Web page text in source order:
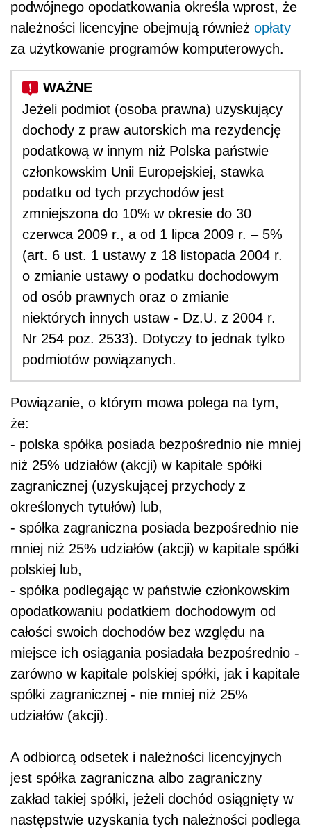
podwójnego opodatkowania określa wprost, że
należności licencyjne obejmują również opłaty
za użytkowanie programów komputerowych.
Jeżeli podmiot (osoba prawna) uzyskujący
dochody z praw autorskich ma rezydencję
podatkową w innym niż Polska państwie
członkowskim Unii Europejskiej, stawka
podatku od tych przychodów jest
zmniejszona do 10% w okresie do 30
czerwca 2009 r., a od 1 lipca 2009 r. – 5%
(art. 6 ust. 1 ustawy z 18 listopada 2004 r.
o zmianie ustawy o podatku dochodowym
od osób prawnych oraz o zmianie
niektórych innych ustaw - Dz.U. z 2004 r.
Nr 254 poz. 2533). Dotyczy to jednak tylko
podmiotów powiązanych.
Powiązanie, o którym mowa polega na tym,
że:
- polska spółka posiada bezpośrednio nie mniej
niż 25% udziałów (akcji) w kapitale spółki
zagranicznej (uzyskującej przychody z
określonych tytułów) lub,
- spółka zagraniczna posiada bezpośrednio nie
mniej niż 25% udziałów (akcji) w kapitale spółki
polskiej lub,
- spółka podlegając w państwie członkowskim
opodatkowaniu podatkiem dochodowym od
całości swoich dochodów bez względu na
miejsce ich osiągania posiadała bezpośrednio -
zarówno w kapitale polskiej spółki, jak i kapitale
spółki zagranicznej - nie mniej niż 25%
udziałów (akcji).
A odbiorcą odsetek i należności licencyjnych
jest spółka zagraniczna albo zagraniczny
zakład takiej spółki, jeżeli dochód osiągnięty w
następstwie uzyskania tych należności podlega